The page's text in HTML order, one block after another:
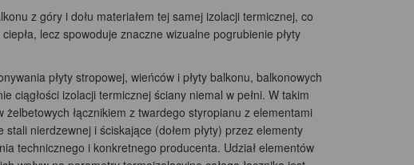
z góry i dołu materiałem tej samej izolacji termicznej, co
lecz spowoduje znaczne wizualne pogrubienie płyty
płyty stropowej, wieńców i płyty balkonu, balkonowych
ciągłości izolacji termicznej ściany niemal w pełni. W takim
łącznikiem z twardego styropianu z elementami
nierdzewnej i ściskające (dołem płyty) przez elementy
technicznego i konkretnego producenta. Udział elementów